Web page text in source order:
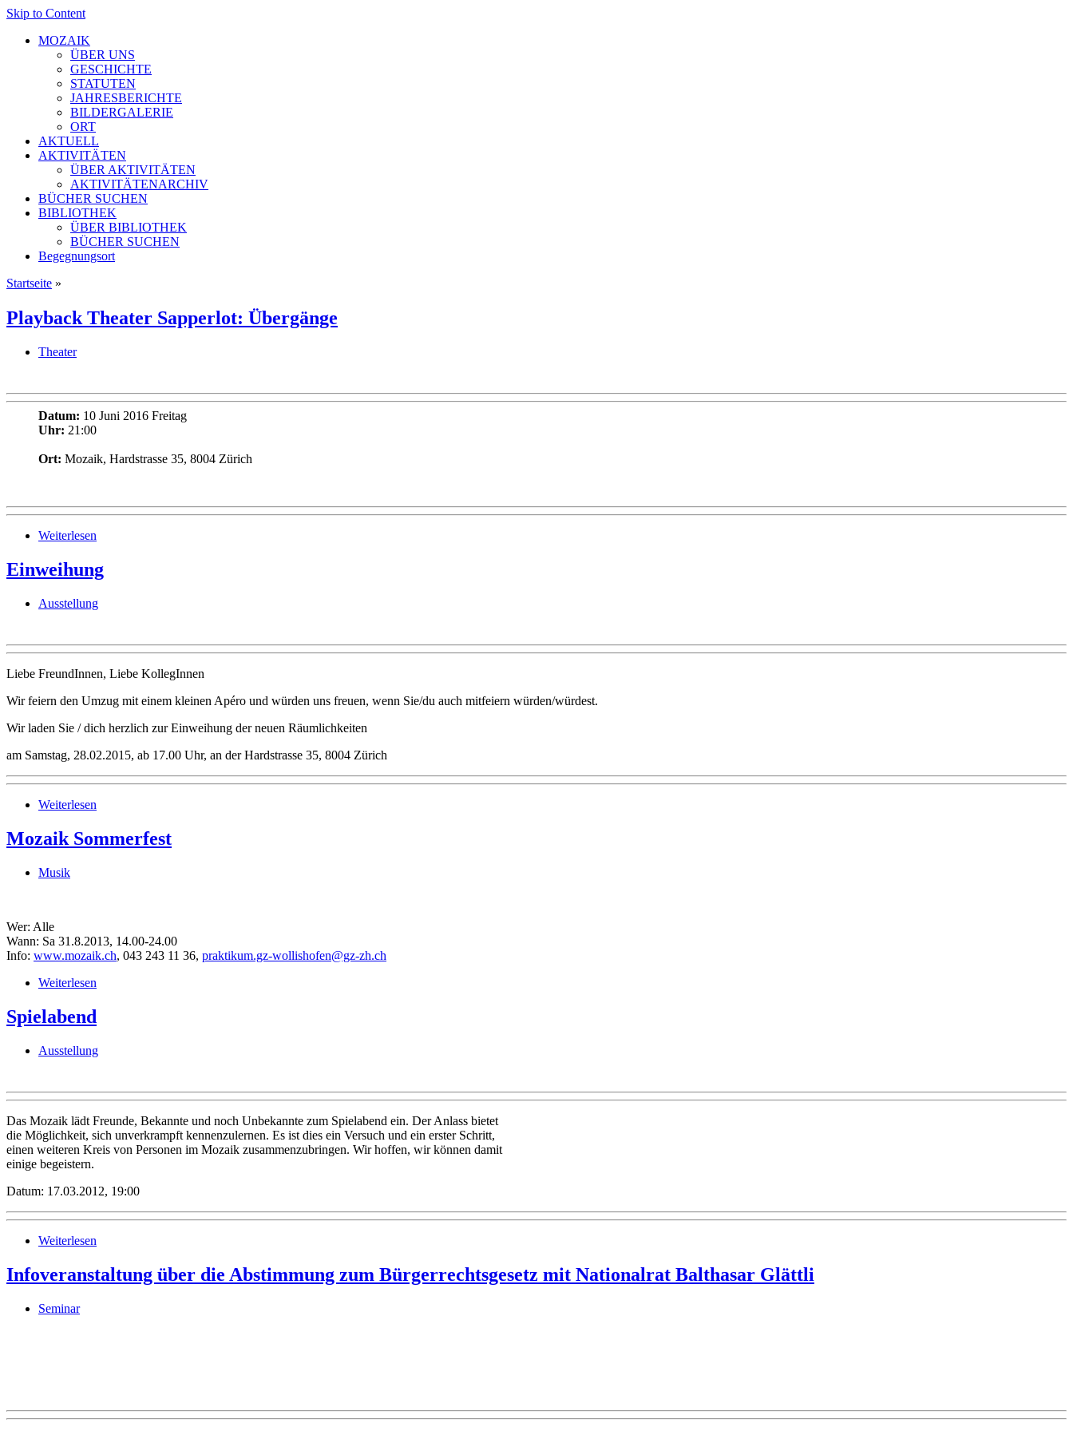
Skip to Content
MOZAIK
ÜBER UNS
GESCHICHTE
STATUTEN
JAHRESBERICHTE
BILDERGALERIE
ORT
AKTUELL
AKTIVITÄTEN
ÜBER AKTIVITÄTEN
AKTIVITÄTENARCHIV
BÜCHER SUCHEN
BIBLIOTHEK
ÜBER BIBLIOTHEK
BÜCHER SUCHEN
Begegnungsort
Startseite »
Playback Theater Sapperlot: Übergänge
Theater
Datum: 10 Juni 2016 Freitag
Uhr: 21:00
Ort: Mozaik, Hardstrasse 35, 8004 Zürich
Weiterlesen
Einweihung
Ausstellung
Liebe FreundInnen, Liebe KollegInnen
Wir feiern den Umzug mit einem kleinen Apéro und würden uns freuen, wenn Sie/du auch mitfeiern würden/würdest.
Wir laden Sie / dich herzlich zur Einweihung der neuen Räumlichkeiten
am Samstag, 28.02.2015, ab 17.00 Uhr, an der Hardstrasse 35, 8004 Zürich
Weiterlesen
Mozaik Sommerfest
Musik
Wer: Alle
Wann: Sa 31.8.2013, 14.00-24.00
Info: www.mozaik.ch, 043 243 11 36, praktikum.gz-wollishofen@gz-zh.ch
Weiterlesen
Spielabend
Ausstellung
Das Mozaik lädt Freunde, Bekannte und noch Unbekannte zum Spielabend ein. Der Anlass bietet
die Möglichkeit, sich unverkrampft kennenzulernen. Es ist dies ein Versuch und ein erster Schritt,
einen weiteren Kreis von Personen im Mozaik zusammenzubringen. Wir hoffen, wir können damit
einige begeistern.
Datum: 17.03.2012, 19:00
Weiterlesen
Infoveranstaltung über die Abstimmung zum Bürgerrechtsgesetz mit Nationalrat Balthasar Glättli
Seminar